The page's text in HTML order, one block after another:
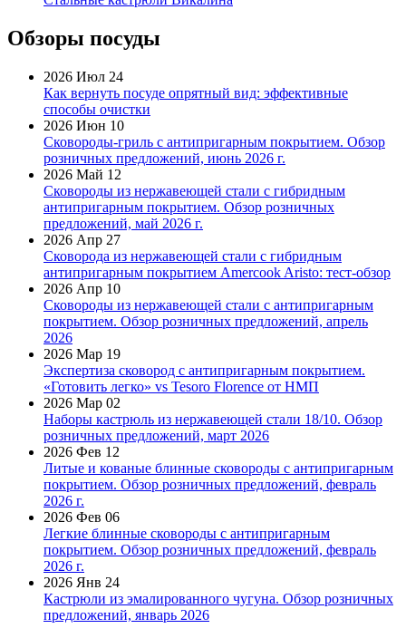
Обзоры посуды
2026 Июл 24
Как вернуть посуде опрятный вид: эффективные
способы очистки
2026 Июн 10
Сковороды-гриль с антипригарным покрытием. Обзор
розничных предложений, июнь 2026 г.
2026 Май 12
Сковороды из нержавеющей стали с гибридным
антипригарным покрытием. Обзор розничных
предложений, май 2026 г.
2026 Апр 27
Сковорода из нержавеющей стали с гибридным
антипригарным покрытием Amercook Aristo: тест-обзор
2026 Апр 10
Сковороды из нержавеющей стали с антипригарным
покрытием. Обзор розничных предложений, апрель
2026
2026 Мар 19
Экспертиза сковород с антипригарным покрытием.
«Готовить легко» vs Tesoro Florence от НМП
2026 Мар 02
Наборы кастрюль из нержавеющей стали 18/10. Обзор
розничных предложений, март 2026
2026 Фев 12
Литые и кованые блинные сковороды с антипригарным
покрытием. Обзор розничных предложений, февраль
2026 г.
2026 Фев 06
Легкие блинные сковороды с антипригарным
покрытием. Обзор розничных предложений, февраль
2026 г.
2026 Янв 24
Кастрюли из эмалированного чугуна. Обзор розничных
предложений, январь 2026